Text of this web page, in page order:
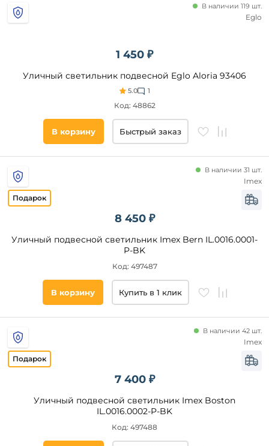
1 450 ₽
Уличный светильник подвесной Eglo Aloria 93406
5.0 1
В наличии 119 шт.
Код: 48862
Eglo
В корзину Быстрый заказ
8 450 ₽
Уличный подвесной светильник Imex Bern IL.0016.0001-
P-BK
В наличии 31 шт.
Код: 497487
Imex
В корзину Купить в 1 клик
7 400 ₽
Уличный подвесной светильник Imex Boston
IL.0016.0002-P-BK
В наличии 42 шт.
Код: 497488
Imex